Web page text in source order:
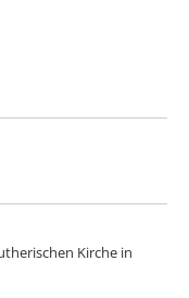
Kirche in